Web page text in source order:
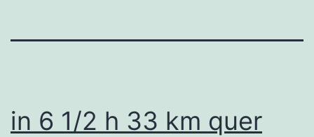
in 6 1/2 h 33 km quer